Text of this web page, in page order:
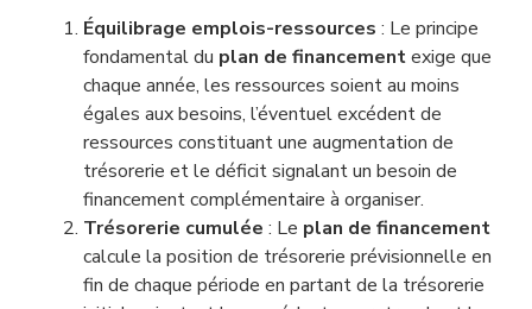
Équilibrage emplois-ressources : Le principe
fondamental du plan de financementexige que
chaque année, les ressources soient au moins
égales aux besoins, l’éventuel excédent de
ressources constituant une augmentation de
trésorerie et le déficit signalant un besoin de
financement complémentaire à organiser.
Trésorerie cumulée : Le plan de financement
calcule la position de trésorerie prévisionnelle en
fin de chaque période en partant de la trésorerie